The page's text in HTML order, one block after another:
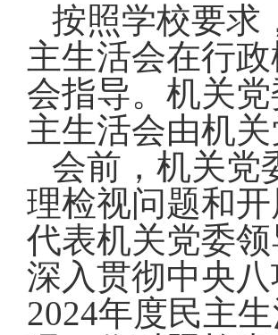
按照学校要求
主生活会在行政
会指导。机关党
主生活会由机
会前，机关党
理检视问题和
代表机关党委
深入贯彻中央
2024年度民主